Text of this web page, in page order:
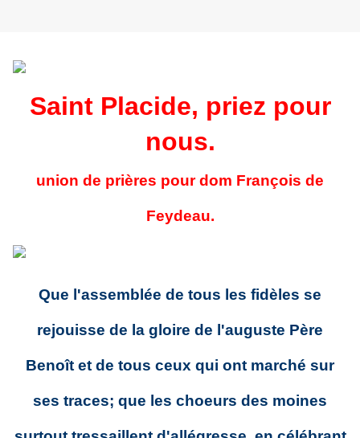
Saint Placide, priez pour
nous.
union de prières pour dom François de
Feydeau.
Que l'assemblée de tous les fidèles se
rejouisse de la gloire de l'auguste Père
Benoît et de tous ceux qui ont marché sur
ses traces; que les choeurs des moines